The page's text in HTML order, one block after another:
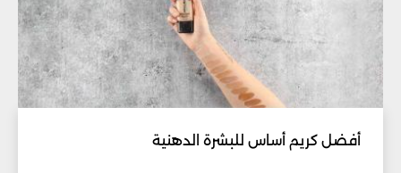
أفضل كريم أساس للبشرة الدهنية